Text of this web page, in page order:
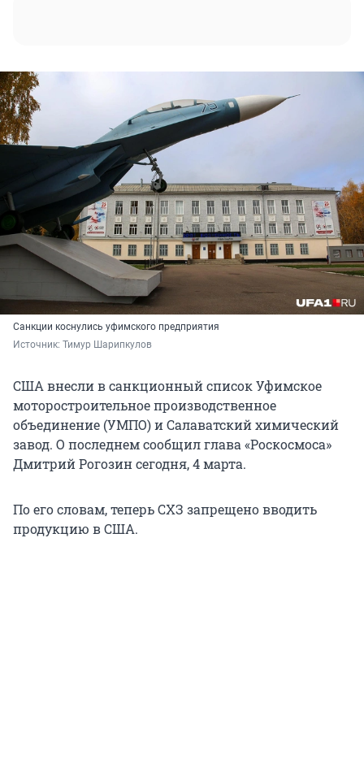
Санкции коснулись уфимского предприятия
Источник: Тимур Шарипкулов
США внесли в санкционный список Уфимское
моторостроительное производственное
объединение (УМПО) и Салаватский химический
завод. О последнем сообщил глава «Роскосмоса»
Дмитрий Рогозин сегодня, 4 марта.
По его словам, теперь СХЗ запрещено вводить
продукцию в США.